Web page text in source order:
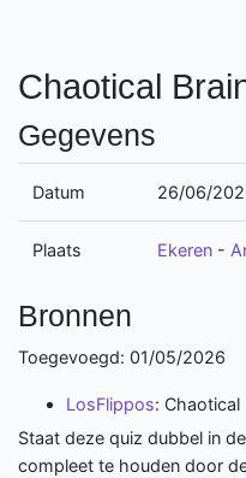
Chaotical
Gegevens
Datum 26/06/
Plaats Ekeren -
Bronnen
Toegevoegd: 01/05/2026
LosFlippos: Chaotical
Staat deze quiz dubbel in
compleet te houden door